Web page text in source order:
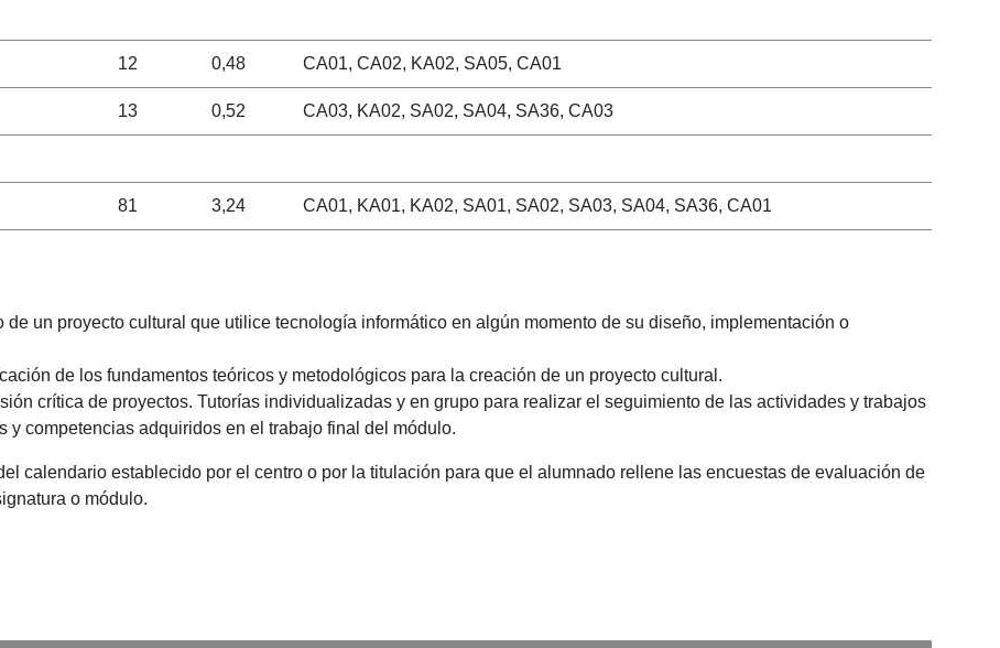
12 0,48 CA01, CA02, KA02, SA05, CA01
13 0,52 CA03, KA02, SA02, SA04, SA36, CA03
81 3,24 CA01, KA01, KA02, SA01, SA02, SA03, SA04, SA36, CA01
un proyecto cultural que utilice tecnología informático en algún momento de su diseño, implementación o
de los fundamentos teóricos y metodológicos para la creación de un proyecto cultural.
crítica de proyectos. Tutorías individualizadas y en grupo para realizar el seguimiento de las actividades y trabajos
competencias adquiridos en el trabajo final del módulo.
calendario establecido por el centro o por la titulación para que el alumnado rellene las encuestas de evaluación de
o módulo.